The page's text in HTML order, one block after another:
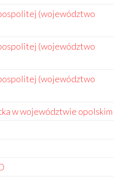
(województwo
(województwo
(województwo
w województwie opolskim